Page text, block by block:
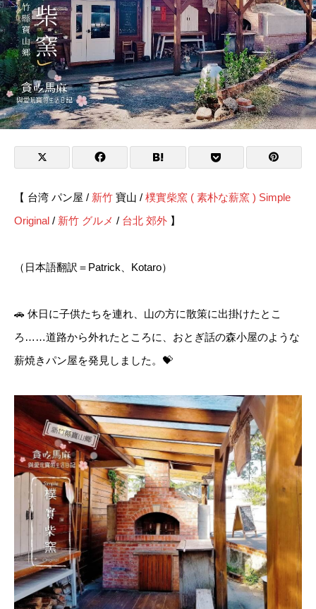
【 台湾 パン屋 / 新竹 寶山 / 樸實柴窯 ( 素朴な薪窯 ) Simple
Original / 新竹 グルメ / 台北 郊外 】
（日本語翻訳＝Patrick、Kotaro）
🚗 休日に子供たちを連れ、山の方に散策に出掛けたとこ
ろ……道路から外れたところに、おとぎ話の森小屋のような
薪焼きパン屋を発見しました。💝